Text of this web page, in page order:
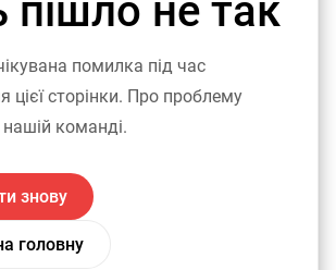
не так
помилка під час
цієї сторінки. Про проблему
команді.
знову
головну